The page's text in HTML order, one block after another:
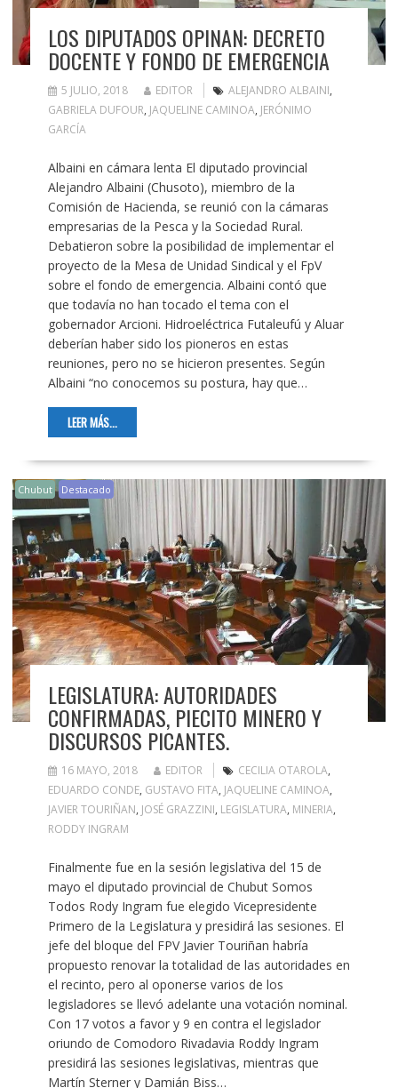
LOS DIPUTADOS OPINAN: DECRETO
DOCENTE Y FONDO DE EMERGENCIA
5 JULIO, 2018 EDITOR ALEJANDRO ALBAINI,
GABRIELA DUFOUR, JAQUELINE CAMINOA, JERÓNIMO
GARCÍA
Albaini en cámara lenta El diputado provincial
Alejandro Albaini (Chusoto), miembro de la
Comisión de Hacienda, se reunió con la cámaras
empresarias de la Pesca y la Sociedad Rural.
Debatieron sobre la posibilidad de implementar el
proyecto de la Mesa de Unidad Sindical y el FpV
sobre el fondo de emergencia. Albaini contó que
que todavía no han tocado el tema con el
gobernador Arcioni. Hidroeléctrica Futaleufú y Aluar
deberían haber sido los pioneros en estas
reuniones, pero no se hicieron presentes. Según
Albaini “no conocemos su postura, hay que…
LEER MÁS...
Chubut Destacado
LEGISLATURA: AUTORIDADES
CONFIRMADAS, PIECITO MINERO Y
DISCURSOS PICANTES.
16 MAYO, 2018 EDITOR CECILIA OTAROLA,
EDUARDO CONDE, GUSTAVO FITA, JAQUELINE CAMINOA,
JAVIER TOURIÑAN, JOSÉ GRAZZINI, LEGISLATURA, MINERIA,
RODDY INGRAM
Finalmente fue en la sesión legislativa del 15 de
mayo el diputado provincial de Chubut Somos
Todos Rody Ingram fue elegido Vicepresidente
Primero de la Legislatura y presidirá las sesiones. El
jefe del bloque del FPV Javier Touriñan habría
propuesto renovar la totalidad de las autoridades en
el recinto, pero al oponerse varios de los
legisladores se llevó adelante una votación nominal.
Con 17 votos a favor y 9 en contra el legislador
oriundo de Comodoro Rivadavia Roddy Ingram
presidirá las sesiones legislativas, mientras que
Martín Sterner y Damián Biss…